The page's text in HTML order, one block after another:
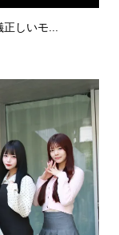
正しいモ...